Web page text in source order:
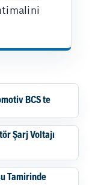
BCS te
Şarj Voltajı
Tamirinde